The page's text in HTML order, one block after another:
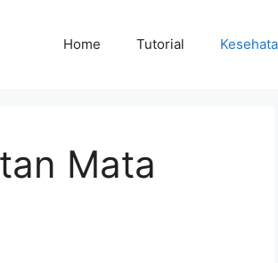
Home Tutorial
Mata